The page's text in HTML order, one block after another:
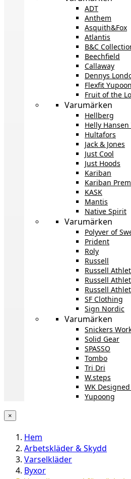
ADT
Anthem
Asquith&Fox
Atlantis
B&C
Beechfield
Callaway
Dennys
Flexfit
Fruit of the
Varumärken
Hellberg
Helly
Hultafors
Jack & Jones
Just Cool
Just Hoods
Kariban
Kariban
KASK
Mantis
Native Spirit
Varumärken
Polyver of
Prident
Roly
Russell
Russell
Russell
Russell
SF Clothing
Sign Nordic
Varumärken
Snickers
Solid Gear
SPASSO
Tombo
Tri Dri
W.steps
WK
Yupoong
×
Hem
Arbetskläder & Skydd
Varselkläder
Byxor